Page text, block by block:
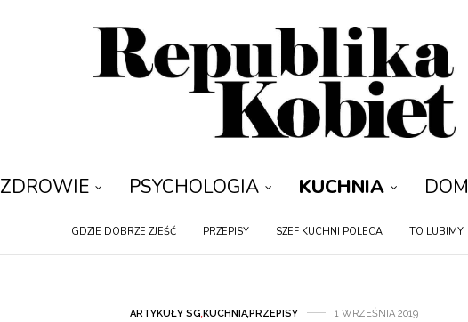
ZDROWIE PSYCHOLOGIA KUCHNIA DOM
GDZIE DOBRZE ZJEŚĆ PRZEPISY SZEF KUCHNI POLECA TO LUBIMY
ARTYKUŁY SG,KUCHNIA,PRZEPISY 1 WRZEŚNIA 2019